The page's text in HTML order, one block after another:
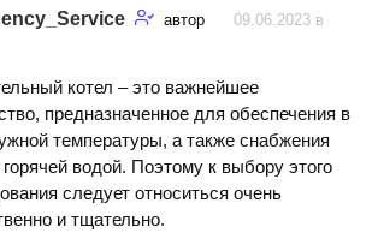
автор
09.06.2023 в
котел – это важнейшее
предназначенное для обеспечения в
температуры, а также снабжения
водой. Поэтому к выбору этого
следует относиться очень
и тщательно.